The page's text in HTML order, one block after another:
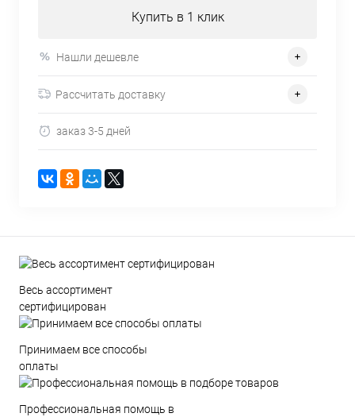
Купить в 1 клик
Нашли дешевле
Рассчитать доставку
заказ 3-5 дней
Весь ассортимент
сертифицирован
Принимаем все способы
оплаты
Профессиональная помощь в